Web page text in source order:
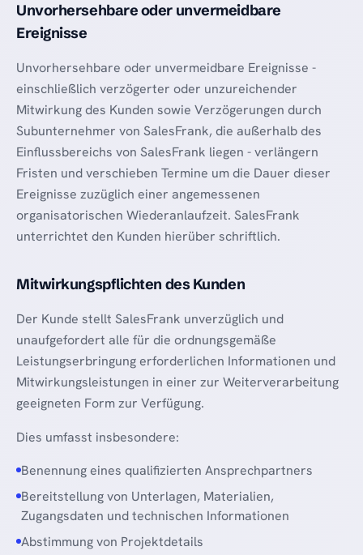
Unvorhersehbare oder unvermeidbare
Ereignisse
Unvorhersehbare oder unvermeidbare Ereignisse -
einschließlich verzögerter oder unzureichender
Mitwirkung des Kunden sowie Verzögerungen durch
Subunternehmer von SalesFrank, die außerhalb des
Einflussbereichs von SalesFrank liegen - verlängern
Fristen und verschieben Termine um die Dauer dieser
Ereignisse zuzüglich einer angemessenen
organisatorischen Wiederanlaufzeit. SalesFrank
unterrichtet den Kunden hierüber schriftlich.
Mitwirkungspflichten des Kunden
Der Kunde stellt SalesFrank unverzüglich und
unaufgefordert alle für die ordnungsgemäße
Leistungserbringung erforderlichen Informationen und
Mitwirkungsleistungen in einer zur Weiterverarbeitung
geeigneten Form zur Verfügung.
Dies umfasst insbesondere:
Benennung eines qualifizierten Ansprechpartners
Bereitstellung von Unterlagen, Materialien,
Zugangsdaten und technischen Informationen
Abstimmung von Projektdetails